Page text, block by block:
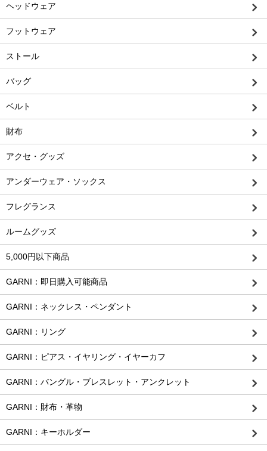
ヘッドウェア
フットウェア
ストール
バッグ
ベルト
財布
アクセ・グッズ
アンダーウェア・ソックス
フレグランス
ルームグッズ
5,000円以下商品
GARNI：即日購入可能商品
GARNI：ネックレス・ペンダント
GARNI：リング
GARNI：ピアス・イヤリング・イヤーカフ
GARNI：バングル・ブレスレット・アンクレット
GARNI：財布・革物
GARNI：キーホルダー